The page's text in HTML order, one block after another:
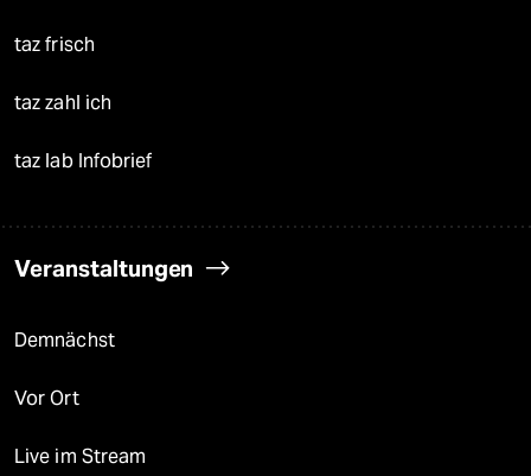
taz frisch
taz zahl ich
taz lab Infobrief
Veranstaltungen
Demnächst
Vor Ort
Live im Stream